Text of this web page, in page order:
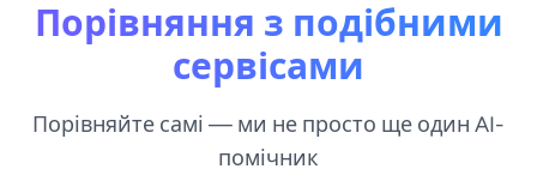
Порівняння з подібними
сервісами
Порівняйте самі — ми не просто ще один AI-
помічник